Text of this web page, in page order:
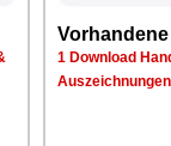
1 Down­load
Aus­zeich­nun­gen